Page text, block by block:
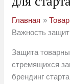
Главная
Важность
Защита
стремящихся
брендинг